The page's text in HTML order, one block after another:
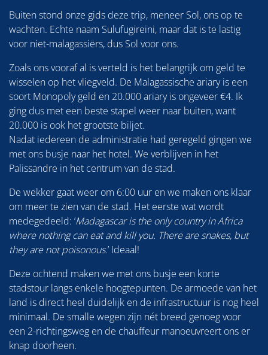
Buiten stond onze gids deze trip, meneer Sol, ons op te
wachten. Echte naam Sulufugireini, maar dat is te lastig
voor niet-malagassiërs, dus Sol voor ons.
Zoals ons vooraf al is verteld is het belangrijk om geld te
wisselen op het vliegveld. De Malagassische ariary is een
soort Monopoly geld en 20.000 ariary is ongeveer €4. Ik
ging dus met een beste stapel weer naar buiten, want
20.000 is ook het grootste biljet.
Nadat iedereen de administratie had geregeld gingen we
met ons busje naar het hotel. We verblijven in het
Palissandre in het centrum van de stad.
De wekker gaat weer om 6:00 uur en we maken ons klaar
om meer te zien van de stad. Het eerste wat wordt
medegedeeld: ‘Madagascar is the only country in Africa
where nothing can eat and kill you. There are snakes, but
they are not poisonous.’ Ideaal!
Deze ochtend maken we met ons busje een korte
stadstour langs enkele hoogtepunten. De armoede van het
land is direct heel duidelijk en de infrastructuur is nog heel
minimaal. De smalle wegen zijn nét breed genoeg voor
een 2-richtingsweg en de chauffeur manoeuvreert ons er
knap doorheen.